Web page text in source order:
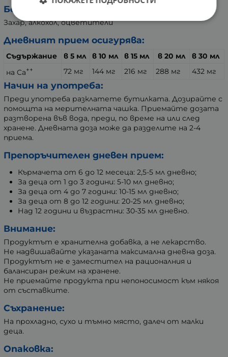
Без съдържание на:
Захар, алкохол, оцветители
Дневният прием осигурява:
Съдържание в 5 мл в 10 мл в 15 мл в 20 мл
в 30 мл
на Ca++ 72 мг 144 мг 216 мг 288 мг 432 мг
Начин на употреба:
Преди употреба разклатете бутилката. Дозирайте с
помощта на мерителната чашка. Приемайте дозата
разтворена във вода, преди, по време на или след
хранене. Дневната доза може да разделите на 2-4
приема.
Препоръчителен дневен прием:
Кърмачета от 6 до 12 месеца: 2,5-5 мл дневно;
За деца от 1 до 3 години: 5-10 мл дневно;
За деца от 4 до 7 години: 10-15 мл дневно;
За деца от 8 до 12 години: 20-25 мл дневно;
Над 12 години и възрастни: 30-35 мл дневно.
Внимание:
Продуктът е хранителна добавка, а не лекарство.
Не надвишавайте указаната максимална дневна доза.
Продуктът не е заместител на рационалния и
балансиран режим на хранене.
Не приемайте продукта при непоносимост към някоя
от съставките.
Съхранение:
На прохладно, сухо и тъмно място, далеч от малки
деца.
Опаковка: